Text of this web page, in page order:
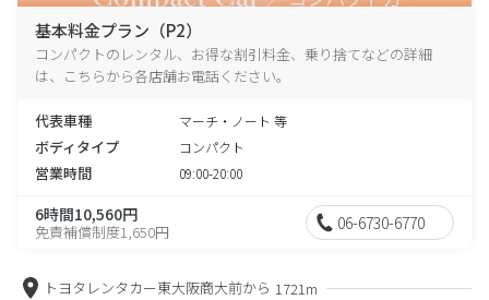
基本料金プラン（P2）
コンパクトのレンタル、お得な割引料金、乗り捨てなどの詳細
は、こちらから各店舗お電話ください。
代表車種 マーチ・ノート 等
ボディタイプ コンパクト
営業時間 09:00-20:00
6時間10,560円
免責補償制度1,650円 06-6730-6770
トヨタレンタカー東大阪商大前から 1721m